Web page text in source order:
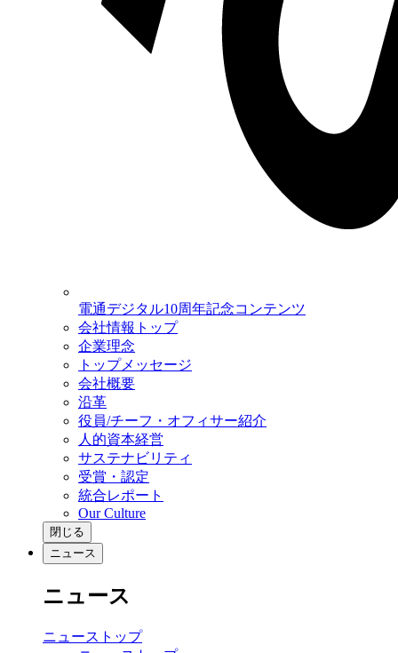
電通デジタル10周年記念コンテンツ
会社情報トップ
企業理念
トップメッセージ
会社概要
沿革
役員/チーフ・オフィサー紹介
人的資本経営
サステナビリティ
受賞・認定
統合レポート
Our Culture
閉じる
ニュース
ニュース
ニューストップ